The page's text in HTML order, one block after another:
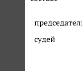
судей